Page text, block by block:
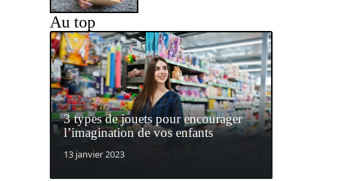
Au top
3 types de jouets pour encourager
l’imagination de vos enfants
13 janvier 2023